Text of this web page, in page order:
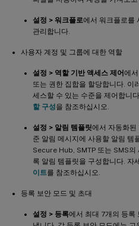
설정 > 워크플로에서 워크플로를
관리합니다.
사용자 계정 및 그룹에 대한 역할
설정 > 역할 기반 액세스 제어에
또는 권한 집합을 할당합니다. 이
세스할 수 있는 수준을 제어합니
할 구성을 참조하십시오.
설정 > 알림 템플릿에서 자동화된
준 알림 메시지에 사용할 알림 템
Secure Hub, SMTP 또는 SMS의
록 알림 템플릿을 구성합니다. 자
이트를 참조하십시오.
등록 보안 모드 및 초대
설정 > 등록에서 최대 7개의 등록